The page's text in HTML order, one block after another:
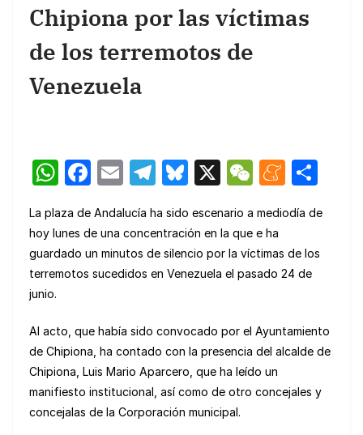
Chipiona por las víctimas
de los terremotos de
Venezuela
W
at
s
A
p
F
c
e
b
o
k
E
ail
T
e
gr
a
Bl
e
s
k
X
W
C
h
at
M
n
e
a
e
m
p
La plaza de Andalucía ha sido escenario a mediodía de
hoy lunes de una concentración en la que e ha
guardado un minutos de silencio por la víctimas de los
terremotos sucedidos en Venezuela el pasado 24 de
junio.
Al acto, que había sido convocado por el Ayuntamiento
de Chipiona, ha contado con la presencia del alcalde de
Chipiona, Luis Mario Aparcero, que ha leído un
manifiesto institucional, así como de otro concejales y
concejalas de la Corporación municipal.